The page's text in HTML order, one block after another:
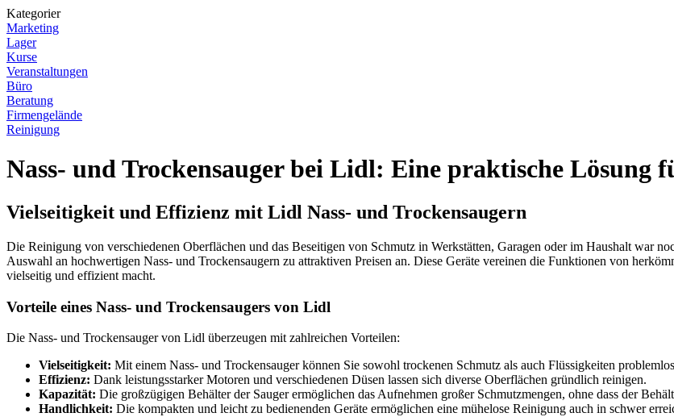
Kategorier
Marketing
Lager
Kurse
Veranstaltungen
Büro
Beratung
Firmengelände
Reinigung
Nass- und Trockensauger bei Lidl: Eine praktische Lösung
Vielseitigkeit und Effizienz mit Lidl Nass- und Trockensaugern
Die Reinigung von verschiedenen Oberflächen und das Beseitigen von Schmutz in Werkstätten, Garagen oder im Haushalt war
Auswahl an hochwertigen Nass- und Trockensaugern zu attraktiven Preisen an. Diese Geräte vereinen die Funktionen von
vielseitig und effizient macht.
Vorteile eines Nass- und Trockensaugers von Lidl
Die Nass- und Trockensauger von Lidl überzeugen mit zahlreichen Vorteilen:
Vielseitigkeit: Mit einem Nass- und Trockensauger können Sie sowohl trockenen Schmutz als auch Flüssigkeiten
Effizienz: Dank leistungsstarker Motoren und verschiedenen Düsen lassen sich diverse Oberflächen gründlich reinigen.
Kapazität: Die großzügigen Behälter der Sauger ermöglichen das Aufnehmen großer Schmutzmengen, ohne dass der
Handlichkeit: Die kompakten und leicht zu bedienenden Geräte ermöglichen eine mühelose Reinigung auch in schwer